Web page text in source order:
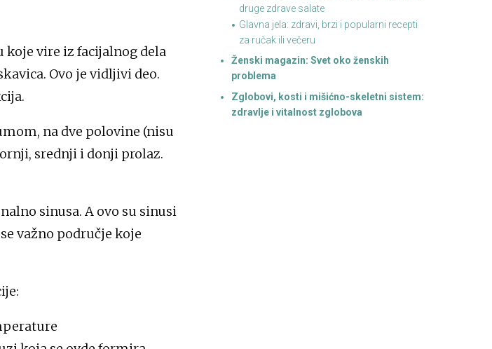
koje vire iz facijalnog dela
Ovo je vidljivi deo.
na dve polovine (nisu
srednji i donji prolaz.
sinusa. A ovo su sinusi
važno područje koje
druge zdrave salate
Glavna jela: zdravi, brzi i popularni recepti
za ručak ili večeru
Ženski magazin: Svet oko ženskih
problema
Zglobovi, kosti i mišićno-skeletni sistem:
zdravlje i vitalnost zglobova